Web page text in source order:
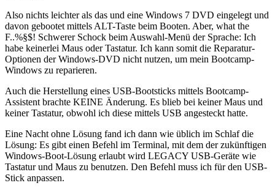
Also nichts leichter als das und eine Windows 7 DVD eingelegt und
davon gebootet mittels ALT-Taste beim Booten. Aber, what the
F..%§$! Schwerer Schock beim Auswahl-Menü der Sprache: Ich
habe keinerlei Maus oder Tastatur. Ich kann somit die Reparatur-
Optionen der Windows-DVD nicht nutzen, um mein Bootcamp-
Windows zu reparieren.
Auch die Herstellung eines USB-Bootsticks mittels Bootcamp-
Assistent brachte KEINE Änderung. Es blieb bei keiner Maus und
keiner Tastatur, obwohl ich diese mittels USB angesteckt hatte.
Eine Nacht ohne Lösung fand ich dann wie üblich im Schlaf die
Lösung: Es gibt einen Befehl im Terminal, mit dem der zukünftigen
Windows-Boot-Lösung erlaubt wird LEGACY USB-Geräte wie
Tastatur und Maus zu benutzen. Den Befehl muss ich für den USB-
Stick anpassen.